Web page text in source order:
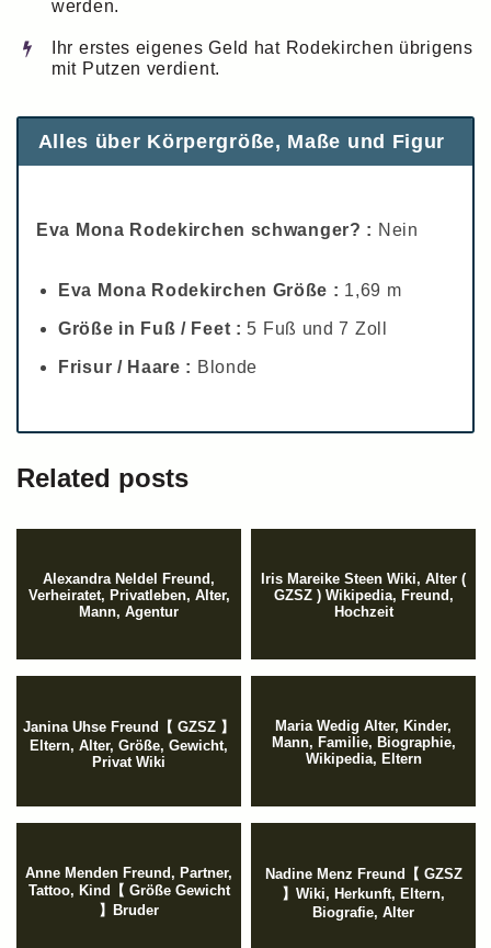
werden.
Ihr erstes eigenes Geld hat Rodekirchen übrigens
mit Putzen verdient.
Alles über Körpergröße, Maße und Figur
Eva Mona Rodekirchen schwanger? : Nein
Eva Mona Rodekirchen Größe : 1,69 m
Größe in Fuß / Feet : 5 Fuß und 7 Zoll
Frisur / Haare : Blonde
Related posts
Alexandra Neldel Freund,
Verheiratet, Privatleben, Alter,
Mann, Agentur
Iris Mareike Steen Wiki, Alter (
GZSZ ) Wikipedia, Freund,
Hochzeit
Janina Uhse Freund【 GZSZ 】
Eltern, Alter, Größe, Gewicht,
Privat Wiki
Maria Wedig Alter, Kinder,
Mann, Familie, Biographie,
Wikipedia, Eltern
Anne Menden Freund, Partner,
Tattoo, Kind【 Größe Gewicht
】Bruder
Nadine Menz Freund【 GZSZ
】Wiki, Herkunft, Eltern,
Biografie, Alter